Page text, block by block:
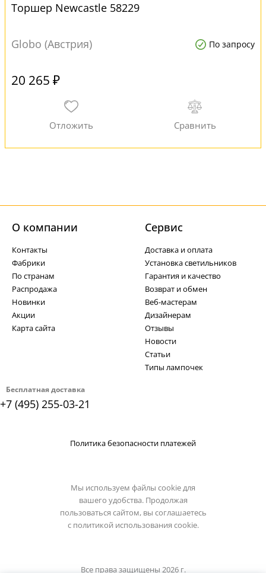
Торшер Newcastle 58229
Globo (Австрия) По запросу
20 265 ₽
Бесплатная доставка
+7 (495) 255-03-21
О компании
Контакты
Фабрики
По странам
Распродажа
Новинки
Акции
Карта сайта
Cервис
Доставка и оплата
Установка светильников
Гарантия и качество
Возврат и обмен
Веб-мастерам
Дизайнерам
Отзывы
Новости
Статьи
Типы лампочек
Политика безопасности платежей
Мы используем файлы cookie для
вашего удобства. Продолжая
пользоваться сайтом, вы соглашаетесь
с политикой использования cookie.
Все права защищены 2026 г.